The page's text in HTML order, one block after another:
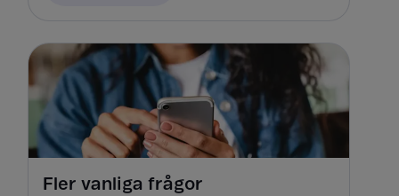
Fler vanliga frågor